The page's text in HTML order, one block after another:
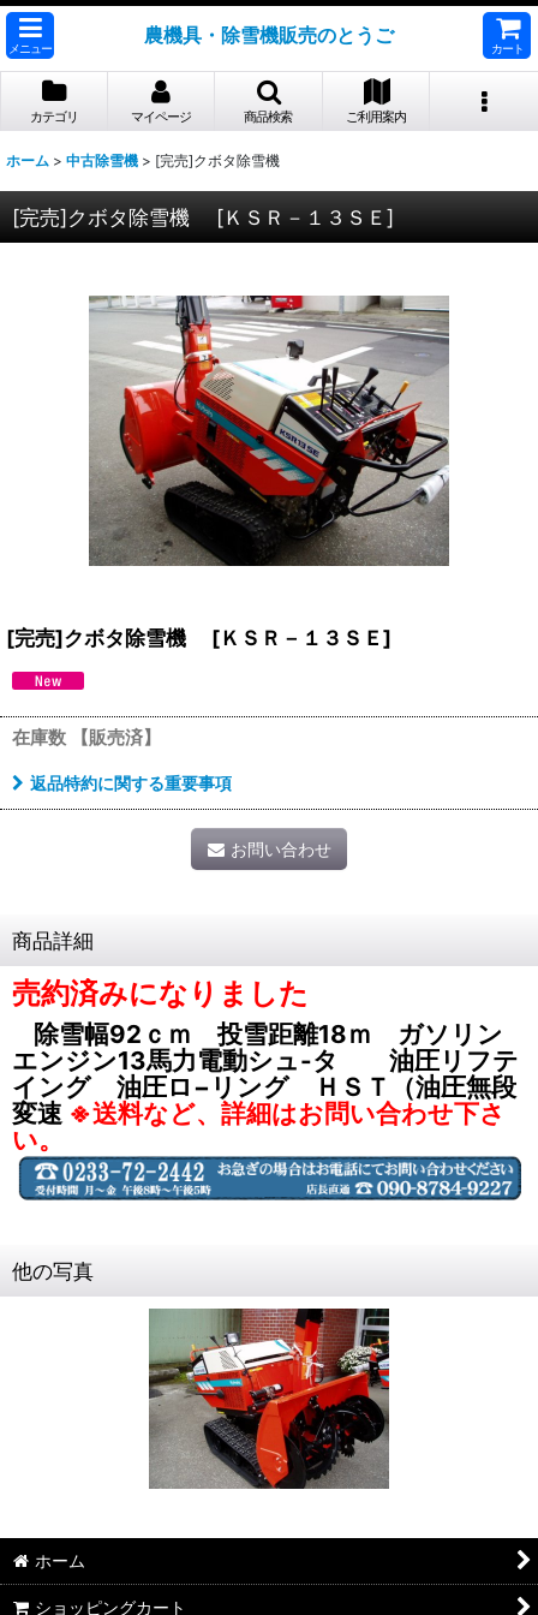
メニュー
農機具・除雪機販売のとうご
カート
カテゴリ マイページ 商品検索 ご利用案内
ホーム > 中古除雪機 > [完売]クボタ除雪機
[完売]クボタ除雪機 [ＫＳＲ－１３ＳＥ]
[完売]クボタ除雪機 [ＫＳＲ－１３ＳＥ]
在庫数 【販売済】
返品特約に関する重要事項
お問い合わせ
商品詳細
売約済みになりました
除雪幅92ｃｍ 投雪距離18ｍ ガソリン
エンジン13馬力電動シュ-タ 油圧リフテ
イング 油圧ロ−リング ＨＳＴ（油圧無段
変速 ※送料など、詳細はお問い合わせ下さ
い。
他の写真
ホーム
ショッピングカート